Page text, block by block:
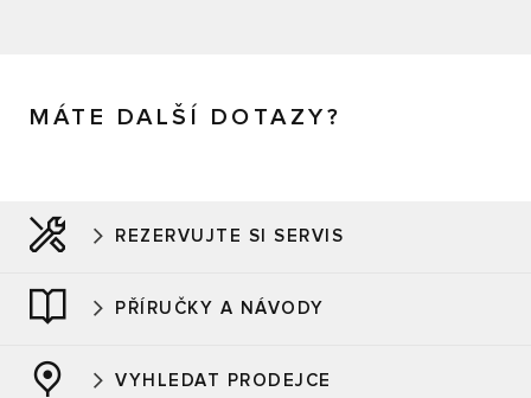
MÁTE DALŠÍ DOTAZY?
REZERVUJTE SI SERVIS
PŘÍRUČKY A NÁVODY
VYHLEDAT PRODEJCE